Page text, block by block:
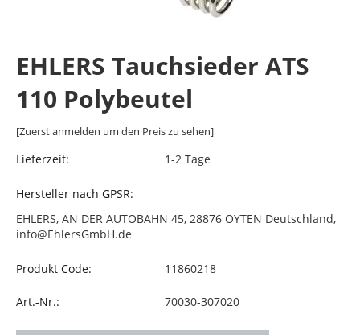
EHLERS Tauchsieder ATS
110 Polybeutel
[Zuerst anmelden um den Preis zu sehen]
Lieferzeit: 1-2 Tage
Hersteller nach GPSR:
EHLERS, AN DER AUTOBAHN 45, 28876 OYTEN Deutschland,
info@EhlersGmbH.de
Produkt Code: 11860218
Art.-Nr.: 70030-307020